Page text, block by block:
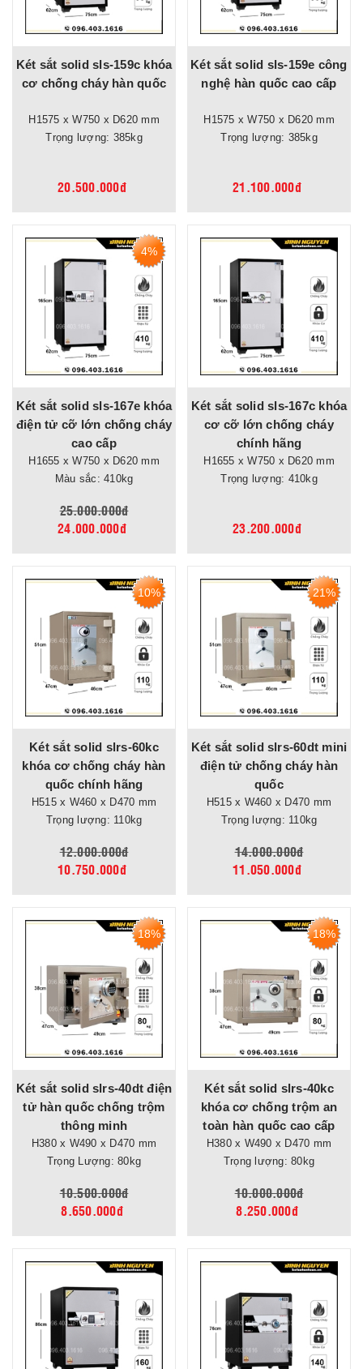
Két sắt solid sls-159c khóa
cơ chống cháy hàn quốc
H1575 x W750 x D620 mm
Trọng lượng: 385kg
20.500.000đ
Két sắt solid sls-159e công
nghệ hàn quốc cao cấp
H1575 x W750 x D620 mm
Trọng lượng: 385kg
21.100.000đ
4%
Két sắt solid sls-167e khóa
điện tử cỡ lớn chống cháy
cao cấp
H1655 x W750 x D620 mm
Màu sắc: 410kg
25.000.000đ
24.000.000đ
Két sắt solid sls-167c khóa
cơ cỡ lớn chống cháy
chính hãng
H1655 x W750 x D620 mm
Trọng lượng: 410kg
23.200.000đ
10%
Két sắt solid slrs-60kc
khóa cơ chống cháy hàn
quốc chính hãng
H515 x W460 x D470 mm
Trọng lượng: 110kg
12.000.000đ
10.750.000đ
21%
Két sắt solid slrs-60dt mini
điện tử chống cháy hàn
quốc
H515 x W460 x D470 mm
Trọng lượng: 110kg
14.000.000đ
11.050.000đ
18%
Két sắt solid slrs-40dt điện
tử hàn quốc chống trộm
thông minh
H380 x W490 x D470 mm
Trọng Lượng: 80kg
10.500.000đ
8.650.000đ
18%
Két sắt solid slrs-40kc
khóa cơ chống trộm an
toàn hàn quốc cao cấp
H380 x W490 x D470 mm
Trọng lượng: 80kg
10.000.000đ
8.250.000đ